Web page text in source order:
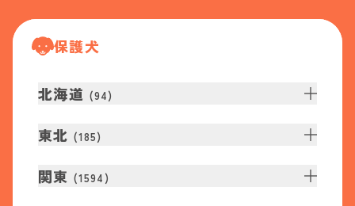
保護犬
北海道 (94)
東北 (185)
関東 (1594 )